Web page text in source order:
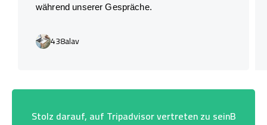
während unserer Gespräche.
438alav
Stolz darauf, auf Tripadvisor vertreten zu seinB